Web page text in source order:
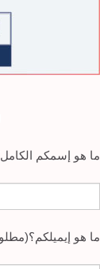
ما هو إسمكم
ما هو